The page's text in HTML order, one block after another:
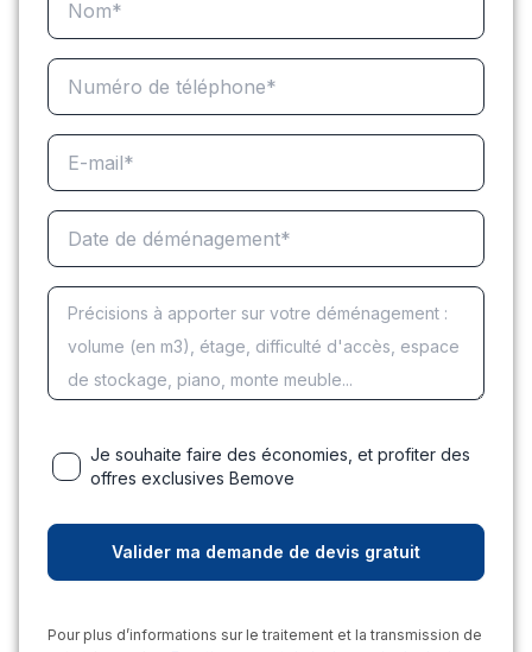
Je souhaite faire des économies, et profiter des
offres exclusives Bemove
Pour plus d’informations sur le traitement et la transmission de